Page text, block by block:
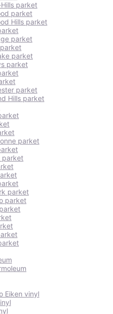
parket
parket
Hills parket
parket
parket
parket
parket
Hills parket
parket
parket
parket
parket
Eiken vinyl